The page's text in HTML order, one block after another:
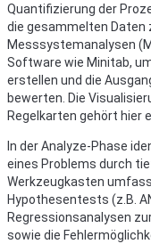
Quantifizierung der
die gesammelten Daten
Messsystemanalysen
Software wie Minitab,
erstellen und die
bewerten. Die
Regelkarten gehört hier
In der Analyze-Phase
eines Problems durch
Werkzeugkasten
Hypothesentests (z.B.
Regressionsanalysen
sowie die